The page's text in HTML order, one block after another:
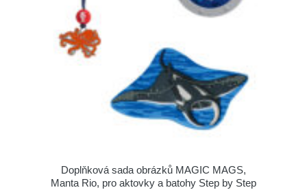
Doplňková sada obrázků MAGIC MAGS,
Manta Rio, pro aktovky a batohy Step by Step